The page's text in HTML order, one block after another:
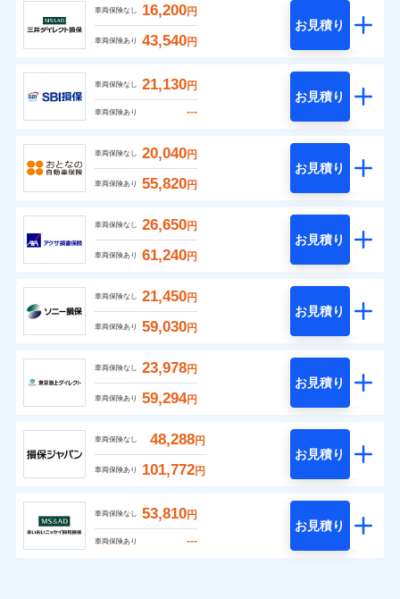
車両保険なし 16,200円
車両保険あり 43,540円
お見積り
車両保険なし 21,130円
車両保険あり ---
お見積り
車両保険なし 20,040円
車両保険あり 55,820円
お見積り
車両保険なし 26,650円
車両保険あり 61,240円
お見積り
車両保険なし 21,450円
車両保険あり 59,030円
お見積り
車両保険なし 23,978円
車両保険あり 59,294円
お見積り
車両保険なし 48,288円
車両保険あり 101,772円
お見積り
車両保険なし 53,810円
車両保険あり ---
お見積り